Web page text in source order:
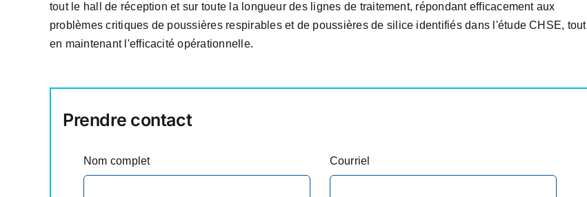
tout le hall de réception et sur toute la longueur des lignes de traitement, répondant efficacement aux
problèmes critiques de poussières respirables et de poussières de silice identifiés dans l'étude CHSE, tout
en maintenant l'efficacité opérationnelle.
Prendre contact
Nom complet Courriel